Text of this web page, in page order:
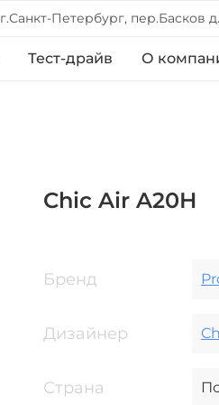
г.Санкт-Петербург, пер.Басков
Тест-драйв О
Chic Air A20H
Бренд
Дизайнер
Страна